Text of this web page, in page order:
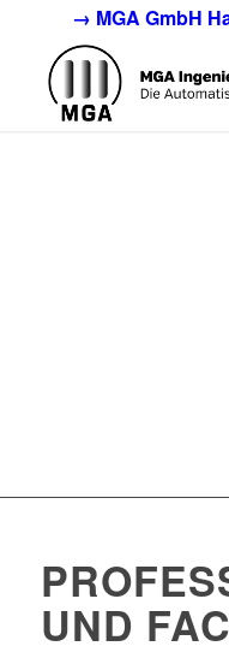
→ MGA GmbH
UND